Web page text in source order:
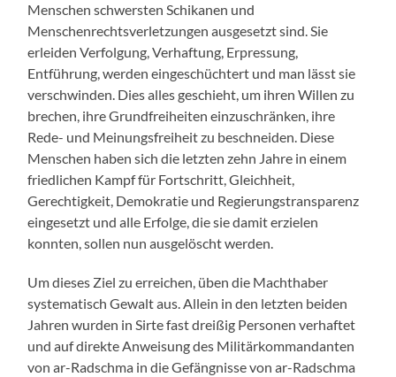
Menschen schwersten Schikanen und
Menschenrechtsverletzungen ausgesetzt sind. Sie
erleiden Verfolgung, Verhaftung, Erpressung,
Entführung, werden eingeschüchtert und man lässt sie
verschwinden. Dies alles geschieht, um ihren Willen zu
brechen, ihre Grundfreiheiten einzuschränken, ihre
Rede- und Meinungsfreiheit zu beschneiden. Diese
Menschen haben sich die letzten zehn Jahre in einem
friedlichen Kampf für Fortschritt, Gleichheit,
Gerechtigkeit, Demokratie und Regierungstransparenz
eingesetzt und alle Erfolge, die sie damit erzielen
konnten, sollen nun ausgelöscht werden.
Um dieses Ziel zu erreichen, üben die Machthaber
systematisch Gewalt aus. Allein in den letzten beiden
Jahren wurden in Sirte fast dreißig Personen verhaftet
und auf direkte Anweisung des Militärkommandanten
von ar-Radschma in die Gefängnisse von ar-Radschma